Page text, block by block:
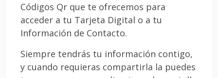
Códigos Qr que te ofrecemos para
acceder a tu Tarjeta Digital o a tu
Información de Contacto.
Siempre tendrás tu información contigo,
y cuando requieras compartirla la puedes